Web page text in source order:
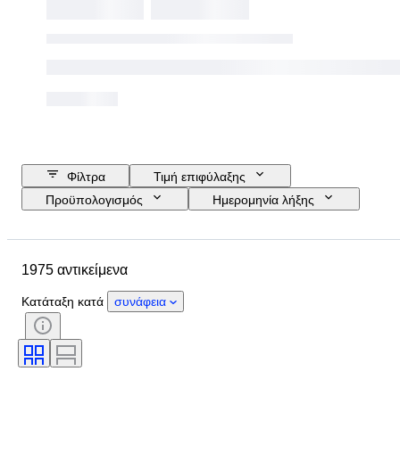
Φίλτρα
Τιμή επιφύλαξης
Προϋπολογισμός
Ημερομηνία λήξης
Υλικό
Υπογραφή
Μέγεθος ρούχου
Τύπος μαχαιριού κουζίνας
Καλλιτέχνης
1975 αντικείμενα
Κατάταξη κατά συνάφεια